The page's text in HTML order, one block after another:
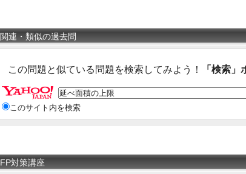
関連・類似の過去問
この問題と似ている問題を検索してみよう！ 「検索
このサイト内を検索
FP対策講座